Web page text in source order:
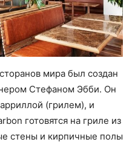
мира был создан
Стефаном Эбби. Он
(грилем), и
готовятся на гриле из
стены и кирпичные полы